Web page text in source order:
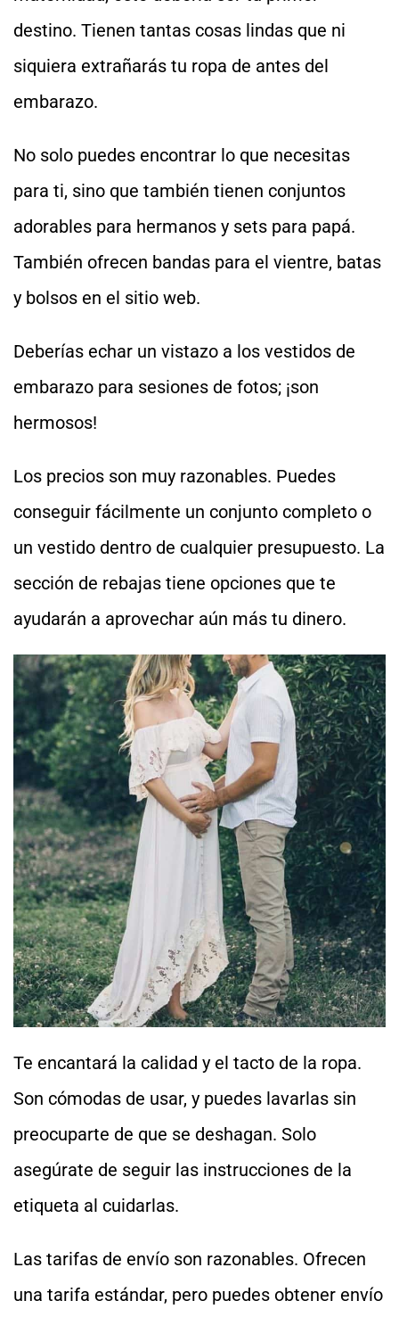
destino. Tienen tantas cosas lindas que ni
siquiera extrañarás tu ropa de antes del
embarazo.
No solo puedes encontrar lo que necesitas
para ti, sino que también tienen conjuntos
adorables para hermanos y sets para papá.
También ofrecen bandas para el vientre, batas
y bolsos en el sitio web.
Deberías echar un vistazo a los vestidos de
embarazo para sesiones de fotos; ¡son
hermosos!
Los precios son muy razonables. Puedes
conseguir fácilmente un conjunto completo o
un vestido dentro de cualquier presupuesto. La
sección de rebajas tiene opciones que te
ayudarán a aprovechar aún más tu dinero.
Te encantará la calidad y el tacto de la ropa.
Son cómodas de usar, y puedes lavarlas sin
preocuparte de que se deshagan. Solo
asegúrate de seguir las instrucciones de la
etiqueta al cuidarlas.
Las tarifas de envío son razonables. Ofrecen
una tarifa estándar, pero puedes obtener envío